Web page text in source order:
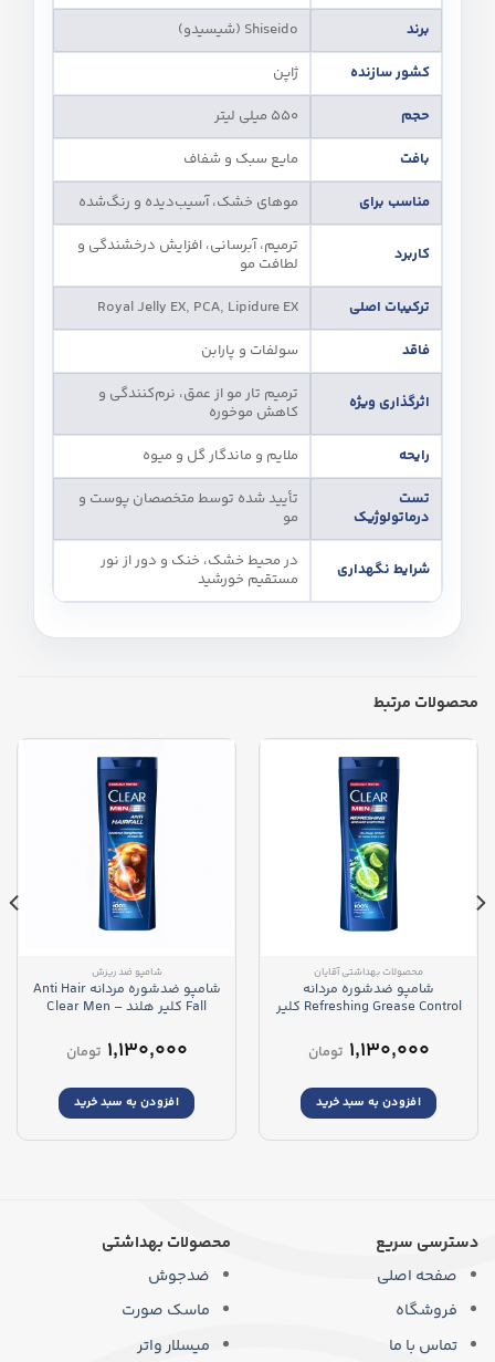
برند
Shiseido (شیسیدو)
کشور سازنده
ژاپن
حجم
550 میلی‌ لیتر
بافت
مایع سبک و شفاف
مناسب برای
موهای خشک، آسیب‌دیده و رنگ‌شده
کاربرد
ترمیم، آبرسانی، افزایش درخشندگی و
لطافت مو
ترکیبات اصلی
Royal Jelly EX, PCA, Lipidure EX
فاقد
سولفات و پارابن
اثرگذاری ویژه
ترمیم تار مو از عمق، نرم‌کنندگی و
کاهش موخوره
رایحه
ملایم و ماندگار گل و میوه
تست
درماتولوژیک
تأیید شده توسط متخصصان پوست و
مو
شرایط نگهداری
در محیط خشک، خنک و دور از نور
مستقیم خورشید
محصولات مرتبط
محصولات بهداشتی آقایان
شامپو ضدشوره مردانه
Refreshing Grease Control کلیر
Grease Control Shampoo
۱,۱۳۰,۰۰۰ تومان
افزودن به سبد خرید
شامپو ضد ریزش
شامپو ضدشوره مردانه Anti Hair
Fall کلیر هلند – Clear Men
۱,۱۳۰,۰۰۰ تومان
افزودن به سبد خرید
دسترسی سریع
صفحه اصلی
فروشگاه
تماس با ما
محصولات بهداشتی
ضدجوش
ماسک صورت
میسلار واتر